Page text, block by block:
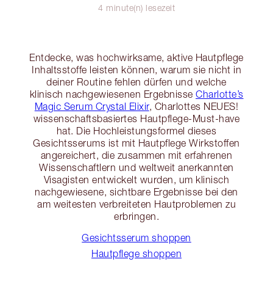
4 minute(n) lesezeit
Entdecke, was hochwirksame, aktive Hautpflege
Inhaltsstoffe leisten können, warum sie nicht in
deiner Routine fehlen dürfen und welche
klinisch nachgewiesenen Ergebnisse Charlotte’s
Magic Serum Crystal Elixir, Charlottes NEUES!
wissenschaftsbasiertes Hautpflege-Must-have
hat. Die Hochleistungsformel dieses
Gesichtsserums ist mit Hautpflege Wirkstoffen
angereichert, die zusammen mit erfahrenen
Wissenschaftlern und weltweit anerkannten
Visagisten entwickelt wurden, um klinisch
nachgewiesene, sichtbare Ergebnisse bei den
am weitesten verbreiteten Hautproblemen zu
erbringen.
Gesichtsserum shoppen
Hautpflege shoppen